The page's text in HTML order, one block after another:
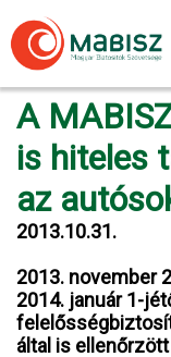
to
content
A
is hiteles
az
2013.10.31.
2013. november
2014. január 1-
által is